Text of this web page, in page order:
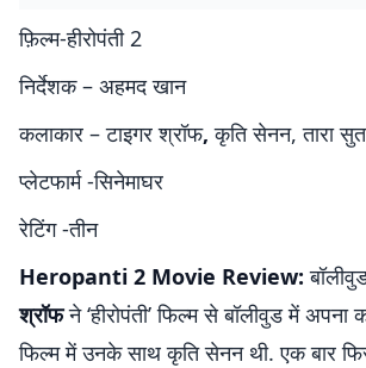
फ़िल्म-हीरोपंती 2
निर्देशक – अहमद खान
कलाकार – टाइगर श्रॉफ,कृति सेनन, तारा
प्लेटफार्म -सिनेमाघर
रेटिंग -तीन
Heropanti 2 Movie Review:
श्रॉफने ‘हीरोपंती’ फिल्म से बॉलीवुड में
फिल्म में उनके साथ कृति सेनन थी. एक बार